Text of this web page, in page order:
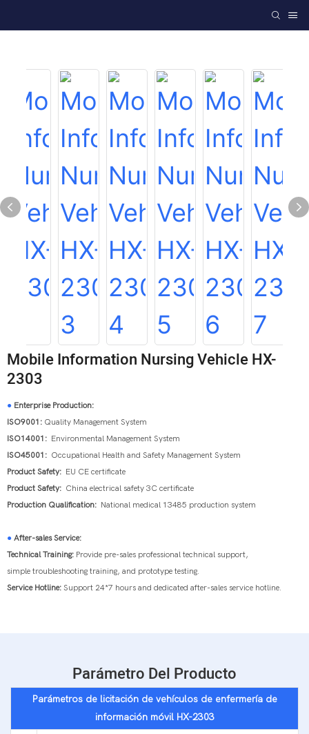
Mobile Information Nursing Vehicle HX-
2303
● Enterprise Production:
ISO9001: Quality Management System
ISO14001: Environmental Management System
ISO45001: Occupational Health and Safety Management System
Product Safety: EU CE certificate
Product Safety: China electrical safety 3C certificate
Production Qualification: National medical 13485 production system
● After-sales Service:
Technical Training: Provide pre-sales professional technical support,
simple troubleshooting training, and prototype testing.
Service Hotline: Support 24*7 hours and dedicated after-sales service hotline.
Parámetro Del Producto
Parámetros de licitación de vehículos de enfermería de
información móvil HX-2303